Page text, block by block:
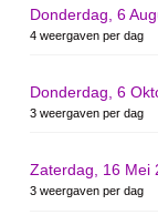
Donderdag, 6
4 weergaven per dag
Donderdag, 6
3 weergaven per dag
Zaterdag, 16 Mei
3 weergaven per dag